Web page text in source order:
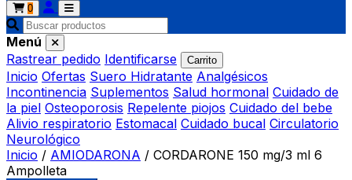
0
Menú
Rastrear pedido Identificarse Carrito
Inicio Ofertas Suero Hidratante Analgésicos
Incontinencia Suplementos Salud hormonal Cuidado de
la piel Osteoporosis Repelente piojos Cuidado del bebe
Alivio respiratorio Estomacal Cuidado bucal Circulatorio
Neurológico
Inicio / AMIODARONA / CORDARONE 150 mg/3 ml 6
Ampolleta